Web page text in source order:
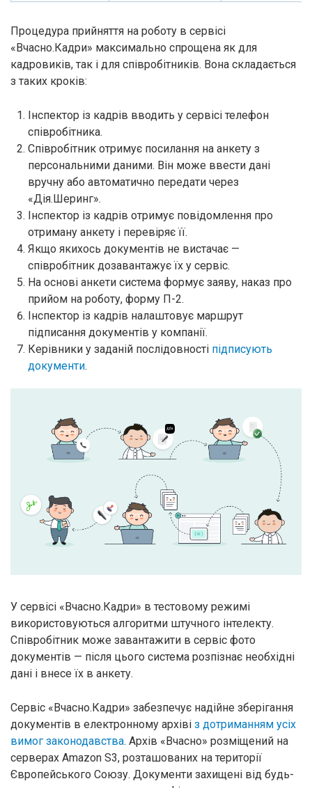
Процедура прийняття на роботу в сервісі
«Вчасно.Кадри» максимально спрощена як для
кадровиків, так і для співробітників. Вона складається
з таких кроків:
Інспектор із кадрів вводить у сервісі телефон
співробітника.
Співробітник отримує посилання на анкету з
персональними даними. Він може ввести дані
вручну або автоматично передати через
«Дія.Шеринг».
Інспектор із кадрів отримує повідомлення про
отриману анкету і перевіряє її.
Якщо якихось документів не вистачає —
співробітник дозавантажує їх у сервіс.
На основі анкети система формує заяву, наказ про
прийом на роботу, форму П-2.
Інспектор із кадрів налаштовує маршрут
підписання документів у компанії.
Керівники у заданій послідовності підписують
документи.
У сервісі «Вчасно.Кадри» в тестовому режимі
використовуються алгоритми штучного інтелекту.
Співробітник може завантажити в сервіс фото
документів — після цього система розпізнає необхідні
дані і внесе їх в анкету.
Сервіс «Вчасно.Кадри» забезпечує надійне зберігання
документів в електронному архіві з дотриманням усіх
вимог законодавства. Архів «Вчасно» розміщений на
серверах Amazon S3, розташованих на території
Європейського Союзу. Документи захищені від будь-